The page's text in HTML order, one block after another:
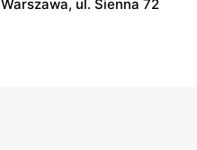
Warszawa, ul. Sienna 72